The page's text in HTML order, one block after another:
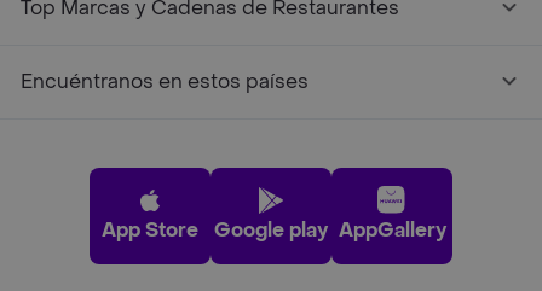
Top Marcas y Cadenas de Restaurantes
Encuéntranos en estos países
App Store Google play AppGallery